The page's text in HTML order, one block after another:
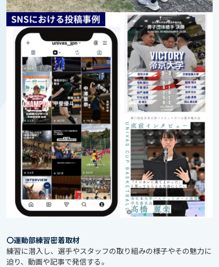
〇運動部練習密着取材
練習に潜入し、選手やスタッフの取り組みの様子やその魅力に
迫り、動画や記事で発信する。